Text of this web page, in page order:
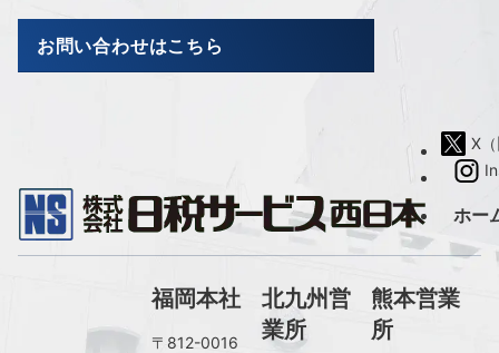
お問い合わせはこちら
X
ホー
福岡本社
〒812-0016
北九州営
業所
熊本営業
所